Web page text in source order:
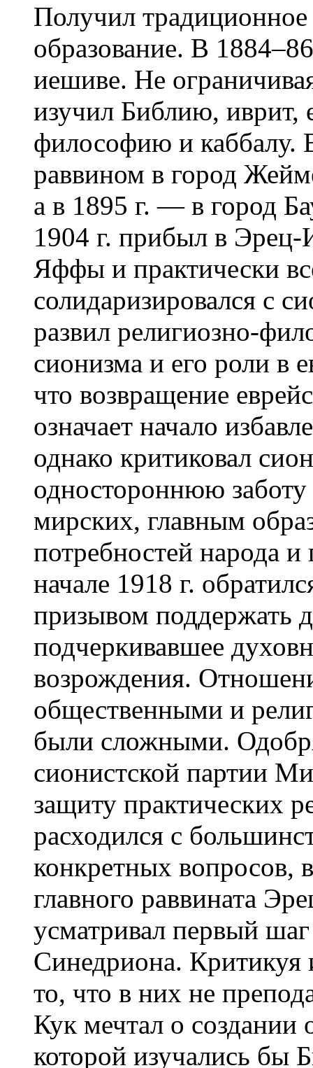
Получил традиционное
образование. В
иешиве. Не
изучил Библию,
философию и каббалу.
раввином в город
а в 1895 г. — в город
1904 г. прибыл в Эрец-
Яффы и практически
солидаризировался с
развил религиозно-
сионизма и его роли в
что возвращение
означает начало
однако критиковал
одностороннюю
мирских, главным
потребностей народа
начале 1918 г.
призывом поддержать
подчеркивавшее
возрождения.
общественными и
были сложными.
сионистской партии
защиту практических
расходился с
конкретных вопросов,
главного раввината
усматривал первый
Синедриона. Критикуя
то, что в них не
Кук мечтал о
которой изучались бы